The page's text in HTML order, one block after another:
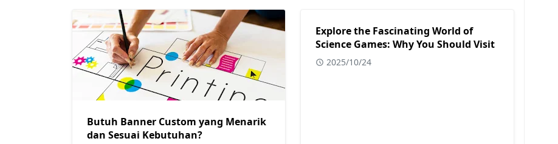
Butuh Banner Custom yang Menarik
dan Sesuai Kebutuhan?
Explore the Fascinating World of
Science Games: Why You Should Visit
2025/10/24